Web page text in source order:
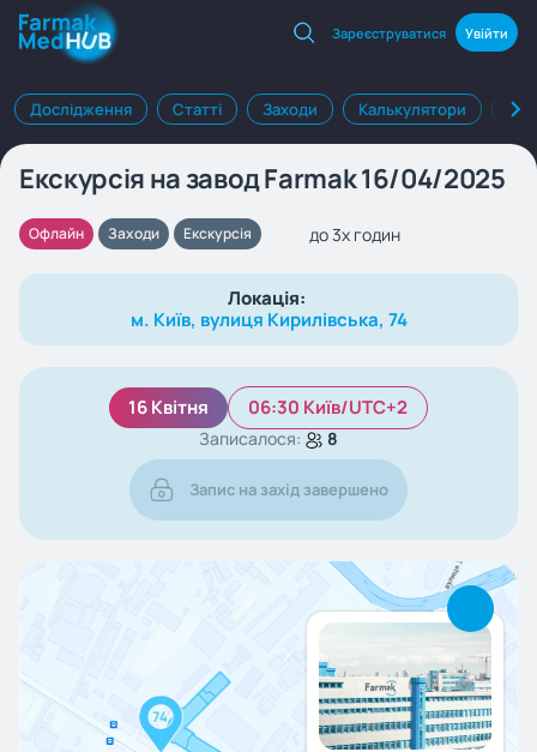
Зареєструватися Увійти
Дослідження Статті Заходи Калькулятори
Екскурсія на завод Farmak 16/04/2025
Офлайн Заходи Екскурсія до 3х годин
Локація:
м. Київ, вулиця Кирилівська, 74
16 Квітня 06:30 Київ/UTC+2
Записалося: 8
Запис на захід завершено